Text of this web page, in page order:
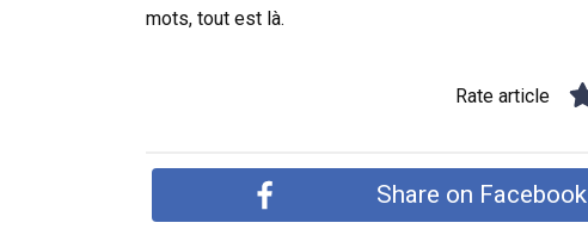
mots, tout est là.
Rate article
Share on Facebook